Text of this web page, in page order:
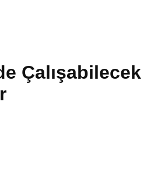
Çalışabilecek